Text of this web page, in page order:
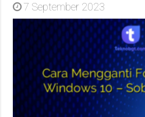
7 September 2023